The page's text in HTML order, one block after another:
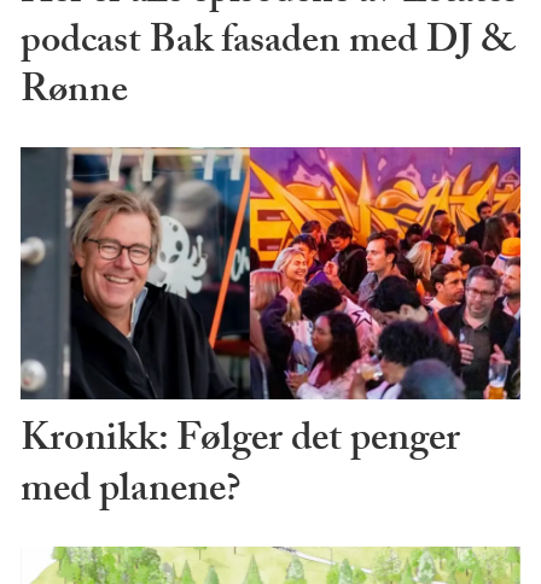
podcast Bak fasaden med DJ &
Rønne
Kronikk: Følger det penger
med planene?